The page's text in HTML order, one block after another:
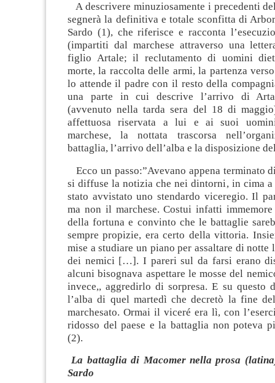
A descrivere minuziosamente i precedenti
segnerà la definitiva e totale sconfitta di
Sardo (1), che riferisce e racconta
(impartiti dal marchese attraverso una
figlio Artale; il reclutamento di uomini
morte, la raccolta delle armi, la partenza
lo attende il padre con il resto della
una parte in cui descrive l’arrivo di
(avvenuto nella tarda sera del 18 di
affettuosa riservata a lui e ai suoi
marchese, la nottata trascorsa
battaglia, l’arrivo dell’alba e la disposizione
Ecco un passo:”Avevano appena terminato
si diffuse la notizia che nei dintorni, in cima a
stato avvistato uno stendardo viceregio. Il
ma non il marchese. Costui infatti immemore
della fortuna e convinto che le battaglie
sempre propizie, era certo della vittoria.
mise a studiare un piano per assaltare di notte
dei nemici […]. I pareri sul da farsi erano
alcuni bisognava aspettare le mosse del
invece,, aggredirlo di sorpresa. E su questo
l’alba di quel martedì che decretò la fine
marchesato. Ormai il viceré era lì, con
ridosso del paese e la battaglia non poteva
(2).
La battaglia di Macomer nella prosa
Sardo